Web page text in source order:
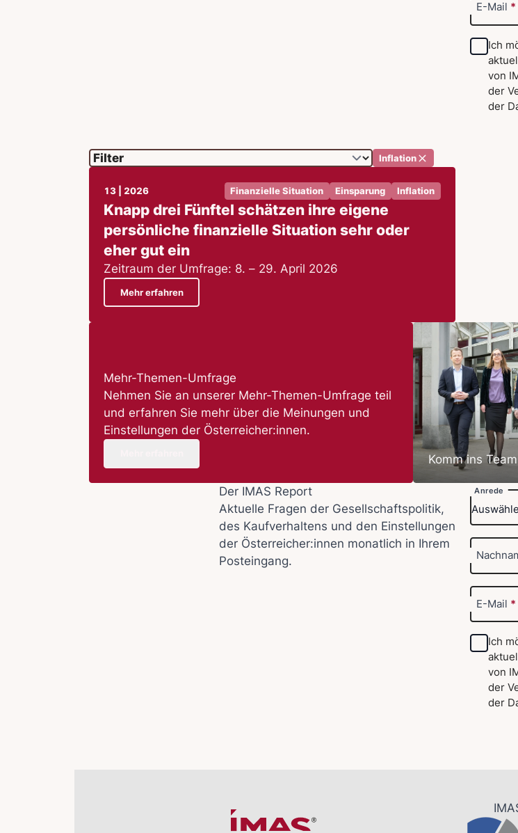
E-Mail *
Ich
von
der
der
Inflation
13 | 2026 Finanzielle Situation Einsparung Inflation
Knapp drei Fünftel schätzen ihre eigene
persönliche finanzielle Situation sehr oder
eher gut ein
Zeitraum der Umfrage: 8. – 29. April 2026
Mehr erfahren
Mehr-Themen-Umfrage
Nehmen Sie an unserer Mehr-Themen-Umfrage teil
und erfahren Sie mehr über die Meinungen und
Einstellungen der Österreicher:innen.
Komm ins Team
Der IMAS Report
Aktuelle Fragen der Gesellschaftspolitik,
des Kaufverhaltens und den Einstellungen
der Österreicher:innen monatlich in Ihrem
Posteingang.
Anrede
E-Mail *
Ich
von
der
der